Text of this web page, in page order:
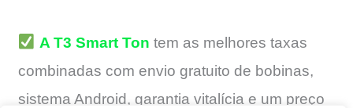
A T3 Smart Ton tem as melhores taxas
combinadas com envio gratuito de bobinas,
sistema Android, garantia vitalícia e um preço